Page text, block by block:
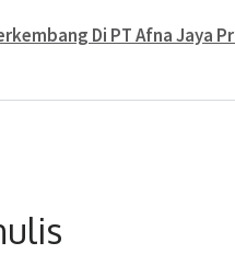
Di PT Afna Jaya